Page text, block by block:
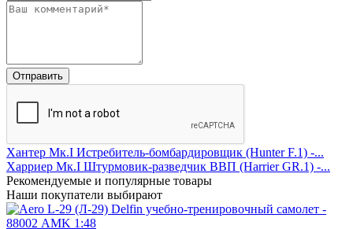
Хантер Мк.I Истребитель-бомбардировщик (Hunter F.1) -...
Харриер Мк.I Штурмовик-разведчик ВВП (Harrier GR.1) -...
Рекомендуемые и популярные товары
Наши покупатели выбирают